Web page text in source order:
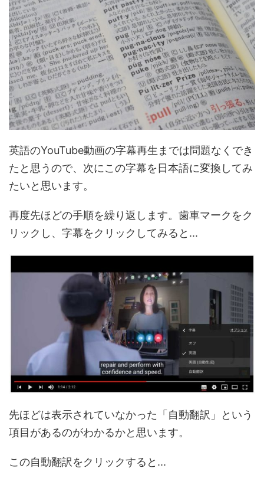
英語のYouTube動画の字幕再生までは問題なくでき
たと思うので、次にこの字幕を日本語に変換してみ
たいと思います。
再度先ほどの手順を繰り返します。歯車マークをク
リックし、字幕をクリックしてみると...
先ほどは表示されていなかった「自動翻訳」という
項目があるのがわかるかと思います。
この自動翻訳をクリックすると...